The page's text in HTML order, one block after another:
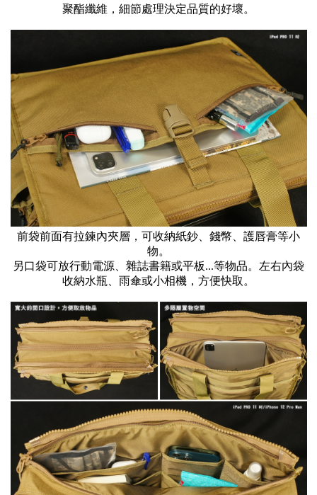
聚酯纖維，細節處理決定品質的好壞。
前袋前面有拉鍊內夾層，可收納紙鈔、錢幣、護唇膏等小
物。
另口袋可放行動電源、雜誌書籍或平板...等物品。左右內袋
收納水瓶、雨傘或小相機，方便快取。